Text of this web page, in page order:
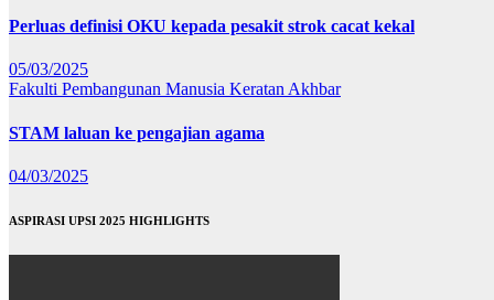
Perluas definisi OKU kepada pesakit strok cacat kekal
05/03/2025
Fakulti Pembangunan Manusia Keratan Akhbar
STAM laluan ke pengajian agama
04/03/2025
ASPIRASI UPSI 2025 HIGHLIGHTS